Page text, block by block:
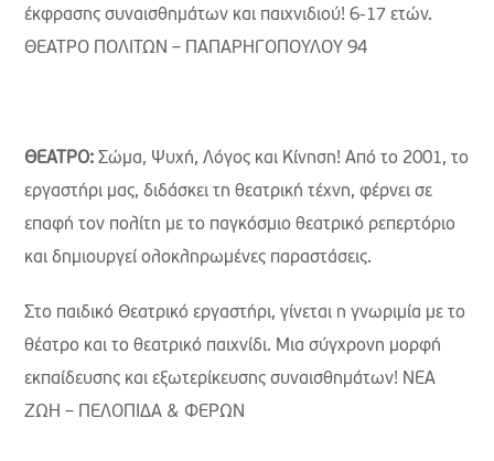
έκφρασης συναισθημάτων και παιχνιδιού! 6-17 ετών.
ΘΕΑΤΡΟ ΠΟΛΙΤΩΝ – ΠΑΠΑΡΗΓΟΠΟΥΛΟΥ 94
ΘΕΑΤΡΟ: Σώμα, Ψυχή, Λόγος και Κίνηση! Από το 2001, το
εργαστήρι μας, διδάσκει τη θεατρική τέχνη, φέρνει σε
επαφή τον πολίτη με το παγκόσμιο θεατρικό ρεπερτόριο
και δημιουργεί ολοκληρωμένες παραστάσεις.
Στο παιδικό Θεατρικό εργαστήρι, γίνεται η γνωριμία με το
θέατρο και το θεατρικό παιχνίδι. Μια σύγχρονη μορφή
εκπαίδευσης και εξωτερίκευσης συναισθημάτων! ΝΕΑ
ΖΩΗ – ΠΕΛΟΠΙΔΑ & ΦΕΡΩΝ